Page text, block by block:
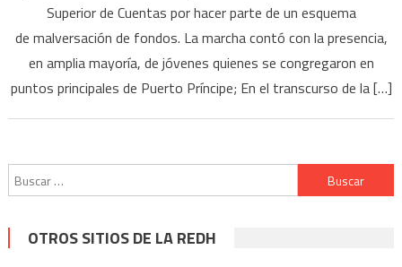
Superior de Cuentas por hacer parte de un esquema
de malversación de fondos. La marcha contó con la presencia,
en amplia mayoría, de jóvenes quienes se congregaron en
puntos principales de Puerto Príncipe; En el transcurso de la […]
Buscar:
OTROS SITIOS DE LA REDH